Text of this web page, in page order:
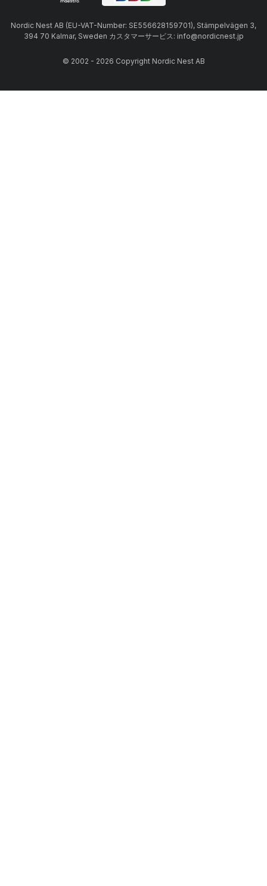
Nordic Nest AB (EU-VAT-Number: SE556628159701), Stämpelvägen 3,
394 70 Kalmar, Sweden カスタマーサービス: info@nordicnest.jp
© 2002 - 2026 Copyright Nordic Nest AB